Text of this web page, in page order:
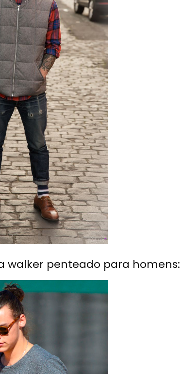
walker penteado para homens: